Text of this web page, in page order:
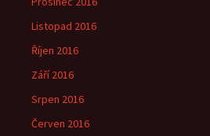
Listopad 2016
Říjen 2016
Září 2016
Srpen 2016
Červen 2016